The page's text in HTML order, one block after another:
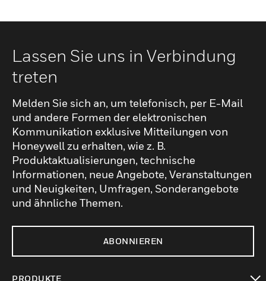
Lassen Sie uns in Verbindung
treten
Melden Sie sich an, um telefonisch, per E-Mail
und andere Formen der elektronischen
Kommunikation exklusive Mitteilungen von
Honeywell zu erhalten, wie z. B.
Produktaktualisierungen, technische
Informationen, neue Angebote, Veranstaltungen
und Neuigkeiten, Umfragen, Sonderangebote
und ähnliche Themen.
ABONNIEREN
PRODUKTE